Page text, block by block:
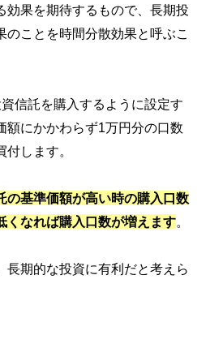
効果を期待するもので、長期投
のことを時間分散効果と呼ぶこ
信託を購入するように設定す
額にかかわらず1万円分の口数
します。
の基準価額が高い時の購入口数
くなれば購入口数が増えます。
長期的な投資に有利だと考えら